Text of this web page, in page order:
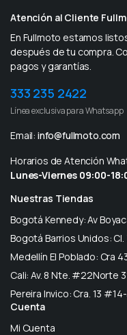
Atención al Cliente
En Fullmoto estamos
después de tu compra.
pagos y garantías.
333 235 2422
Línea exclusiva para Whatsapp
Email: info@fullmoto.com
Horarios de Atención
Lunes-Viernes 09:00-
Nuestras Tiendas
Bogotá Kennedy: Av
Bogotá Barrios Unidos:
Medellín El Poblado: Cra
Cali: Av. 8 Nte. #22Norte
Pereira Invico: Cra. 13
Cuenta
Mi Cuenta